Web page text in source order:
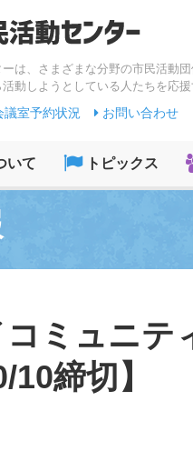
は、さまざまな分野の市民活動
動しようとしている人たちを応援
議室予約状況 お問い合わせ
いて トピックス
コミュニ
締切】